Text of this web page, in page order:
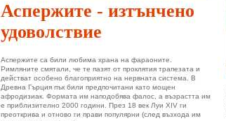
Аспержите - изтънчено
удоволствие
Аспержите са били любима храна на фараоните.
Римляните смятали, че те пазят от проклятия трапезата и
действат особено благоприятно на нервната система. В
Древна Гърция пък били предпочитани като мощен
афродизиак. Формата им наподобява фалос, а възрастта им
е приблизително 2000 години. През 18 век Луи XIV ги
преоткрива и отново ги прави популярни (след възхода им